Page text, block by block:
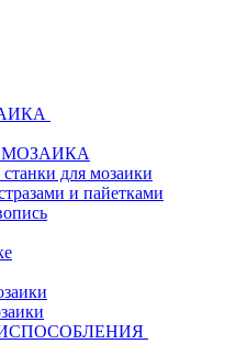
для мозаики
и пайетками